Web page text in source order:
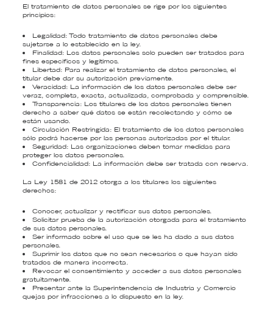
El tratamiento de datos personales se rige por los siguientes
principios:
Legalidad: Todo tratamiento de datos personales debe
sujetarse a lo establecido en la ley.
Finalidad: Los datos personales solo pueden ser tratados para
fines específicos y legítimos.
Libertad: Para realizar el tratamiento de datos personales, el
titular debe dar su autorización previamente.
Veracidad: La información de los datos personales debe ser
veraz, completa, exacta, actualizada, comprobada y comprensible.
Transparencia: Los titulares de los datos personales tienen
derecho a saber qué datos se están recolectando y cómo se
están usando.
Circulación Restringida: El tratamiento de los datos personales
sólo podrá hacerse por las personas autorizadas por el titular.
Seguridad: Las organizaciones deben tomar medidas para
proteger los datos personales.
Confidencialidad: La información debe ser tratada con reserva.
La Ley 1581 de 2012 otorga a los titulares los siguientes
derechos:
Conocer, actualizar y rectificar sus datos personales.
Solicitar prueba de la autorización otorgada para el tratamiento
de sus datos personales.
Ser informado sobre el uso que se les ha dado a sus datos
personales.
Suprimir los datos que no sean necesarios o que hayan sido
tratados de manera incorrecta.
Revocar el consentimiento y acceder a sus datos personales
gratuitamente.
Presentar ante la Superintendencia de Industria y Comercio
quejas por infracciones a lo dispuesto en la ley.